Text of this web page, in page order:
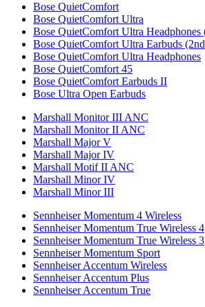
Bose QuietComfort
Bose QuietComfort Ultra
Bose QuietComfort Ultra Headphones
Bose QuietComfort Ultra Earbuds
Bose QuietComfort Ultra Headphones
Bose QuietComfort 45
Bose QuietComfort Earbuds II
Bose Ultra Open Earbuds
Marshall Monitor III ANC
Marshall Monitor II ANC
Marshall Major V
Marshall Major IV
Marshall Motif II ANC
Marshall Minor IV
Marshall Minor III
Sennheiser Momentum 4 Wireless
Sennheiser Momentum True Wireless 4
Sennheiser Momentum True Wireless 3
Sennheiser Momentum Sport
Sennheiser Accentum Wireless
Sennheiser Accentum Plus
Sennheiser Accentum True